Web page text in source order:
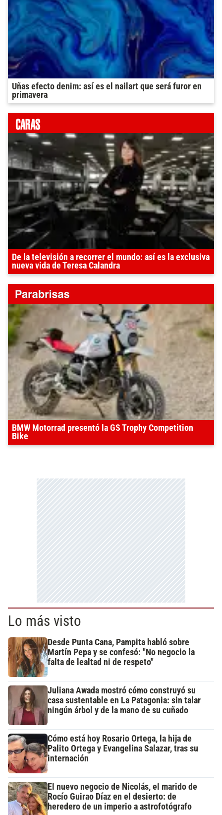
Uñas efecto denim: así es el nailart que será furor en
primavera
De la televisión a recorrer el mundo: así es la exclusiva
nueva vida de Teresa Calandra
BMW Motorrad presentó la GS Trophy Competition
Bike
Lo más visto
Desde Punta Cana, Pampita habló sobre
Martín Pepa y se confesó: "No negocio la
falta de lealtad ni de respeto"
Juliana Awada mostró cómo construyó su
casa sustentable en La Patagonia: sin talar
ningún árbol y de la mano de su cuñado
Cómo está hoy Rosario Ortega, la hija de
Palito Ortega y Evangelina Salazar, tras su
internación
El nuevo negocio de Nicolás, el marido de
Rocío Guirao Díaz en el desierto: de
heredero de un imperio a astrofotógrafo